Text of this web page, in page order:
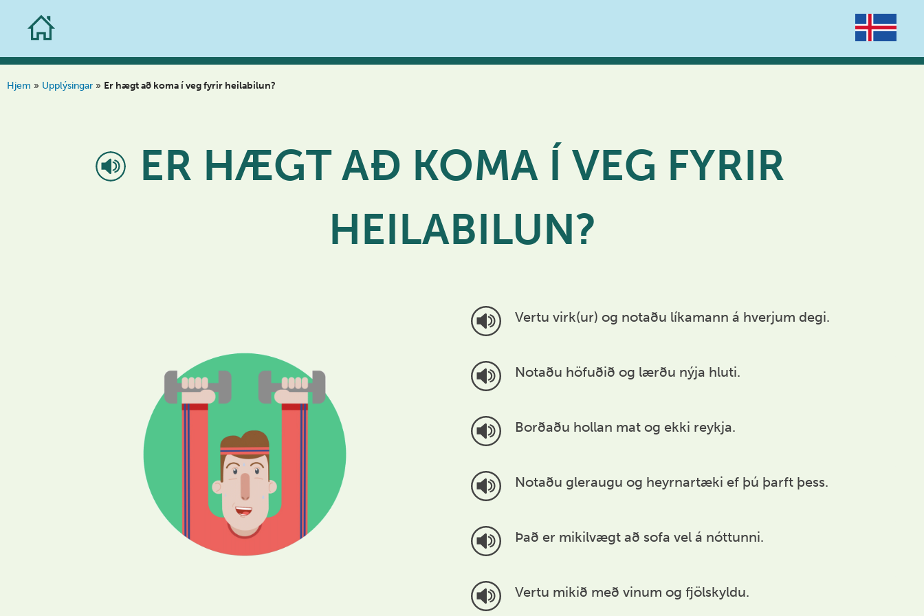
content
Hjem » Upplýsingar » Er hægt að koma í veg fyrir heilabilun?
ER HÆGT AÐ KOMA Í VEG FYRIR
HEILABILUN?
Vertu virk(ur) og notaðu líkamann á hverjum degi.
Notaðu höfuðið og lærðu nýja hluti.
Borðaðu hollan mat og ekki reykja.
Notaðu gleraugu og heyrnartæki ef þú þarft þess.
Það er mikilvægt að sofa vel á nóttunni.
Vertu mikið með vinum og fjölskyldu.